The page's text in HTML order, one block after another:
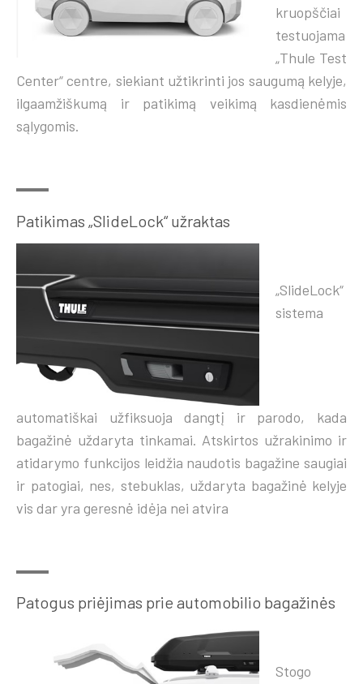
kruopščiai
testuojama
„Thule Test
Center“ centre, siekiant užtikrinti jos saugumą kelyje,
ilgaamžiškumą ir patikimą veikimą kasdienėmis
sąlygomis.
Patikimas „SlideLock“ užraktas
„SlideLock“
sistema
automatiškai užfiksuoja dangtį ir parodo, kada
bagažinė uždaryta tinkamai. Atskirtos užrakinimo ir
atidarymo funkcijos leidžia naudotis bagažine saugiai
ir patogiai, nes, stebuklas, uždaryta bagažinė kelyje
vis dar yra geresnė idėja nei atvira
Patogus priėjimas prie automobilio bagažinės
Stogo